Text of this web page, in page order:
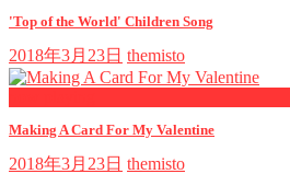
'Top of the World' Children Song
2018年3月23日 themisto
Making A Card For My Valentine
2018年3月23日 themisto